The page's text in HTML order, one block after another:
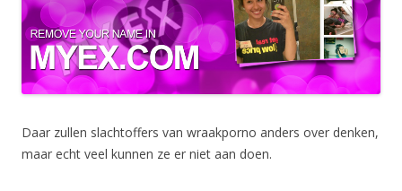
Daar zullen slachtoffers van wraakporno anders over denken,
maar echt veel kunnen ze er niet aan doen.